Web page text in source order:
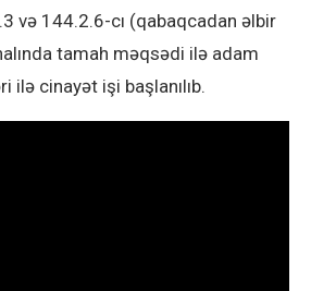
və 144.2.6-cı (qabaqcadan əlbir
tamah məqsədi ilə adam
ilə cinayət işi başlanılıb.